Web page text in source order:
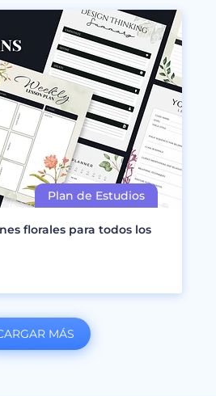
florales para todos los
MÁS